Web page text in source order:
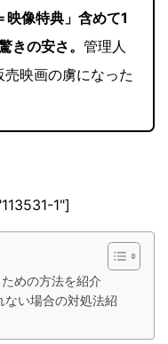
映像特典」含めて1
きの安さ。 管理人
映画の虜になった
1"]
めの方法を紹介
い場合の対処法紹